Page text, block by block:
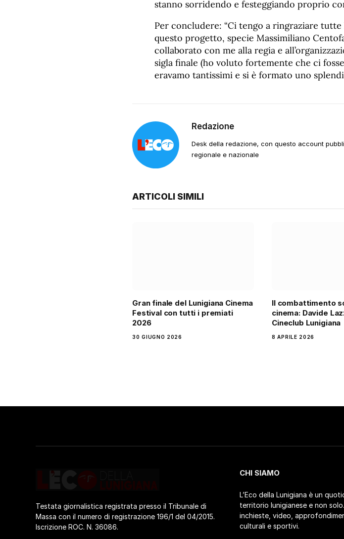
stanno sorridendo e festeggiando proprio
Per concludere: “Ci tengo a ringraziare
questo progetto, specie Massimiliano
collaborato con me alla regia e
sigla finale (ho voluto fortemente che ci
eravamo tantissimi e si è formato uno
Redazione
Desk della redazione, con questo account
regionale e nazionale
ARTICOLI SIMILI
Gran finale del Lunigiana Cinema
Festival con tutti i premiati
2026
30 GIUGNO 2026
Il combattimento
cinema: Davide
Cineclub Lunigiana
8 APRILE 2026
Testata giornalistica registrata presso il Tribunale di
Massa con il numero di registrazione 196/1 del 04/2015.
Iscrizione ROC. N. 36086.
CHI SIAMO
L’Eco della Lunigiana è un
territorio lunigianese e non
inchieste, video,
culturali e sportivi.